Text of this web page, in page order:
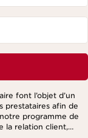
font l’objet d’un
prestataires afin de
programme de
la relation client,